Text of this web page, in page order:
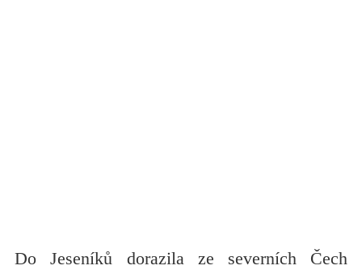
Do Jeseníků dorazila ze severních Čech